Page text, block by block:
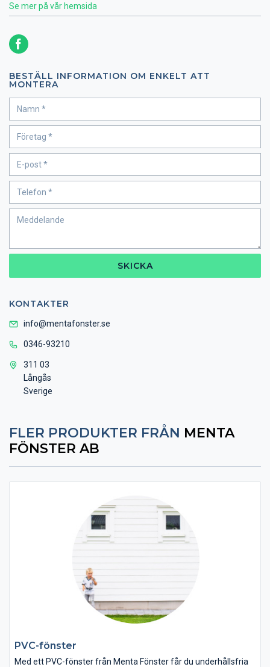
Se mer på vår hemsida
BESTÄLL INFORMATION OM ENKELT ATT
MONTERA
SKICKA
KONTAKTER
info@mentafonster.se
0346-93210
311 03
Långås
Sverige
FLER PRODUKTER FRÅN MENTA
FÖNSTER AB
PVC-fönster
Med ett PVC-fönster från Menta Fönster får du underhållsfria